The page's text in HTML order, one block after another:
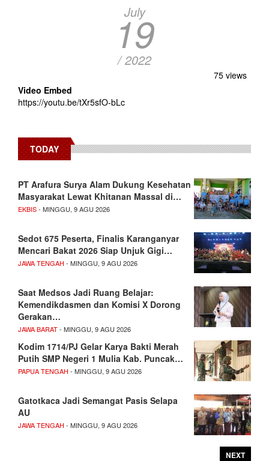
July
19
/ 2022
75 views
Video Embed
https://youtu.be/tXr5sfO-bLc
TODAY
PT Arafura Surya Alam Dukung Kesehatan
Masyarakat Lewat Khitanan Massal di…
EKBIS- MINGGU, 9 AGU 2026
Sedot 675 Peserta, Finalis Karanganyar
Mencari Bakat 2026 Siap Unjuk Gigi…
JAWA TENGAH - MINGGU, 9 AGU 2026
Saat Medsos Jadi Ruang Belajar:
Kemendikdasmen dan Komisi X Dorong
Gerakan…
JAWA BARAT- MINGGU, 9 AGU 2026
Kodim 1714/PJ Gelar Karya Bakti Merah
Putih SMP Negeri 1 Mulia Kab. Puncak…
PAPUA TENGAH - MINGGU, 9 AGU 2026
Gatotkaca Jadi Semangat Pasis Selapa
AU
JAWA TENGAH - MINGGU, 9 AGU 2026
NEXT